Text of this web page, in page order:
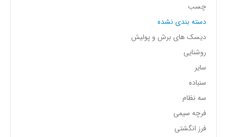
چسب
دسته بندی نشده
دیسک های برش و پولیش
روشنایی
سایر
سنباده
سه نظام
فرچه سیمی
فرز انگشتی